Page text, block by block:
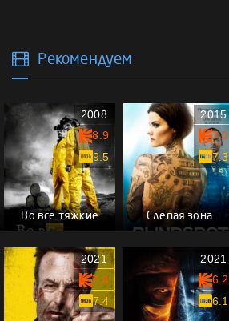
Рекомендуем
Во все тяжкие
2008
8.9
9.5
Слепая зона
2015
7.0
7.3
2021
7.4
7.4
2021
6.2
6.1